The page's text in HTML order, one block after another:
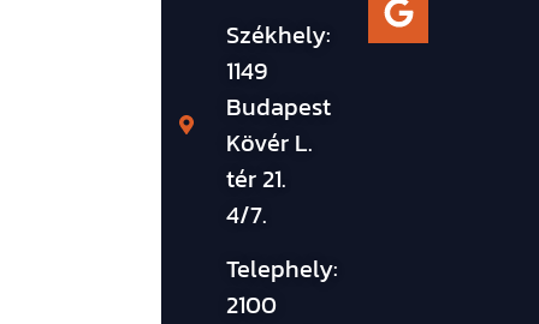
Székhely:
1149
Budapest
Kövér L.
tér 21.
4/7.
Telephely:
2100